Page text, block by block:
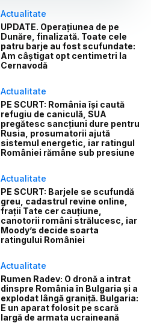
Actualitate
UPDATE. Operațiunea de pe
Dunăre, finalizată. Toate cele
patru barje au fost scufundate:
Am câștigat opt centimetri la
Cernavodă
Actualitate
PE SCURT: România își caută
refugiu de caniculă, SUA
pregătesc sancțiuni dure pentru
Rusia, prosumatorii ajută
sistemul energetic, iar ratingul
României rămâne sub presiune
Actualitate
PE SCURT: Barjele se scufundă
greu, cadastrul revine online,
frații Tate cer cauțiune,
canotorii români strălucesc, iar
Moody’s decide soarta
ratingului României
Actualitate
Rumen Radev: O dronă a intrat
dinspre România în Bulgaria și a
explodat lângă graniță. Bulgaria:
E un aparat folosit pe scară
largă de armata ucraineană